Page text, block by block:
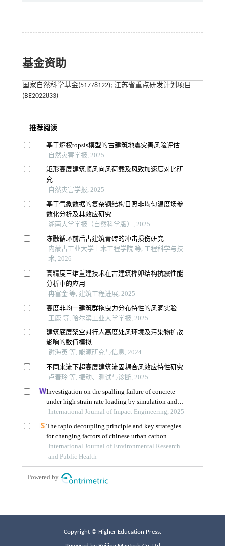
基金资助
国家自然科学基金(51778122); 江苏省重点研发计划项目
(BE2022833)
Copyright © Higher Education Press.